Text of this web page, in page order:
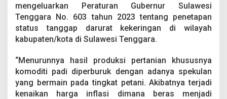
mengeluarkan Peraturan Gubernur Sulawesi
Tenggara No. 603 tahun 2023 tentang penetapan
status tanggap darurat kekeringan di wilayah
kabupaten/kota di Sulawesi Tenggara.
“Menurunnya hasil produksi pertanian khususnya
komoditi padi diperburuk dengan adanya spekulan
yang bermain pada tingkat petani. Akibatnya terjadi
kenaikan harga inflasi dimana beras menjadi